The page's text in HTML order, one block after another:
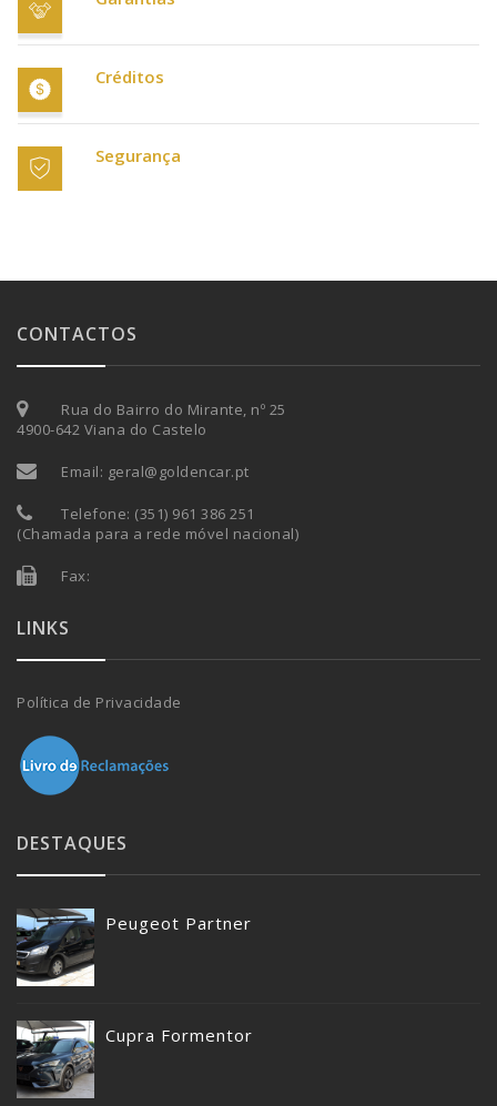
Créditos
Segurança
CONTACTOS
Rua do Bairro do Mirante, nº 25
4900-642 Viana do Castelo
Email: geral@goldencar.pt
Telefone: (351) 961 386 251
(Chamada para a rede móvel nacional)
Fax:
LINKS
Política de Privacidade
DESTAQUES
Peugeot Partner
Cupra Formentor